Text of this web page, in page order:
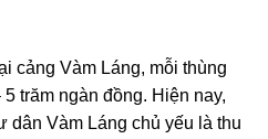
cảng Vàm Láng, mỗi thùng
trăm ngàn đồng. Hiện nay,
dân Vàm Láng chủ yếu là thu